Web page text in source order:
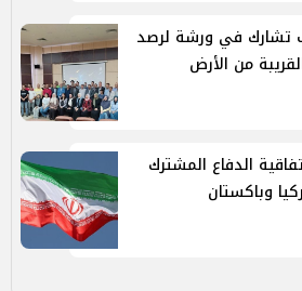
تشارك في ورشة لرصد
من الأرض
الدفاع المشترك
وباكستان